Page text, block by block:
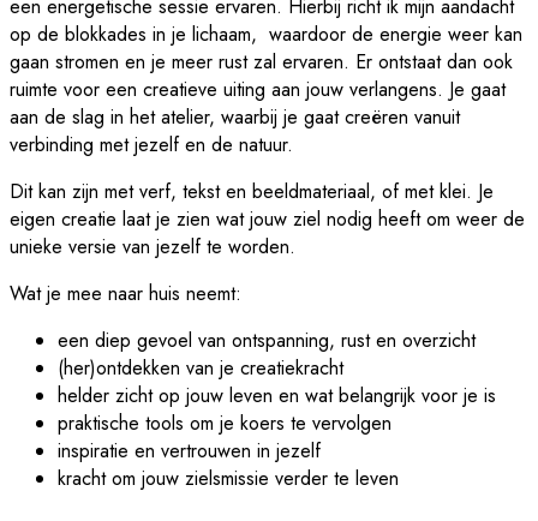
een energetische sessie ervaren. Hierbij richt ik mijn aandacht
op de blokkades in je lichaam, waardoor de energie weer kan
gaan stromen en je meer rust zal ervaren. Er ontstaat dan ook
ruimte voor een creatieve uiting aan jouw verlangens. Je gaat
aan de slag in het atelier, waarbij je gaat creëren vanuit
verbinding met jezelf en de natuur.
Dit kan zijn met verf, tekst en beeldmateriaal, of met klei. Je
eigen creatie laat je zien wat jouw ziel nodig heeft om weer de
unieke versie van jezelf te worden.
Wat je mee naar huis neemt:
een diep gevoel van ontspanning, rust en overzicht
(her)ontdekken van je creatiekracht
helder zicht op jouw leven en wat belangrijk voor je is
praktische tools om je koers te vervolgen
inspiratie en vertrouwen in jezelf
kracht om jouw zielsmissie verder te leven